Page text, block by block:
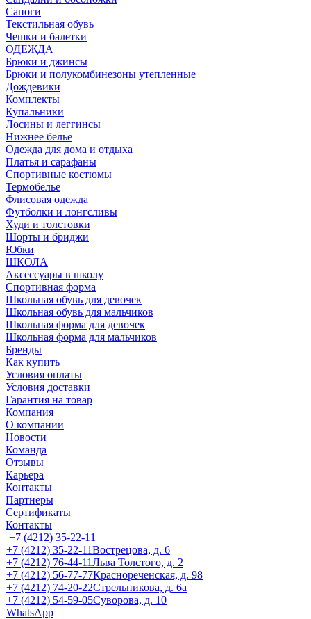
Сапоги
Текстильная обувь
Чешки и балетки
ОДЕЖДА
Брюки и джинсы
Брюки и полукомбинезоны утепленные
Дождевики
Комплекты
Купальники
Лосины и леггинсы
Нижнее белье
Одежда для дома и отдыха
Платья и сарафаны
Спортивные костюмы
Термобелье
Флисовая одежда
Футболки и лонгсливы
Худи и толстовки
Шорты и бриджи
Юбки
ШКОЛА
Аксессуары в школу
Спортивная форма
Школьная обувь для девочек
Школьная обувь для мальчиков
Школьная форма для девочек
Школьная форма для мальчиков
Бренды
Как купить
Условия оплаты
Условия доставки
Гарантия на товар
Компания
О компании
Новости
Команда
Отзывы
Карьера
Контакты
Партнеры
Сертификаты
Контакты
+7 (4212) 35-22-11
+7 (4212) 35-22-11Вострецова, д. 6
+7 (4212) 76-44-11Льва Толстого, д. 2
+7 (4212) 56-77-77Краснореченская, д. 98
+7 (4212) 74-20-22Стрельникова, д. 6а
+7 (4212) 54-59-05Суворова, д. 10
WhatsApp